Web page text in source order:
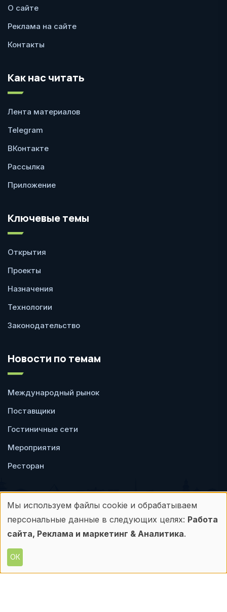
О сайте
Реклама на сайте
Контакты
Как нас читать
Лента материалов
Telegram
ВКонтакте
Рассылка
Приложение
Ключевые темы
Открытия
Проекты
Назначения
Технологии
Законодательство
Новости по темам
Международный рынок
Поставщики
Гостиничные сети
Мероприятия
Ресторан
Пользовательское
соглашение
Политика
конфиденциальности
Любое использование материалов с данного
Использование
персональных
данных
и
Мы используем файлы cookie и обрабатываем
персональные данные в следующих целях: Работа
сайта, Реклама и маркетинг & Аналитика.
ОК